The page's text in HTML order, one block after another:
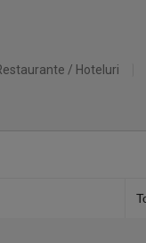
/ Hoteluri